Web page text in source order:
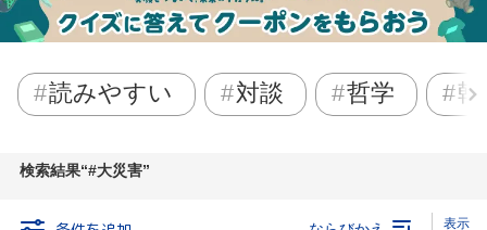
読みやすい 対談 哲学 韓
検索結果 #大災害